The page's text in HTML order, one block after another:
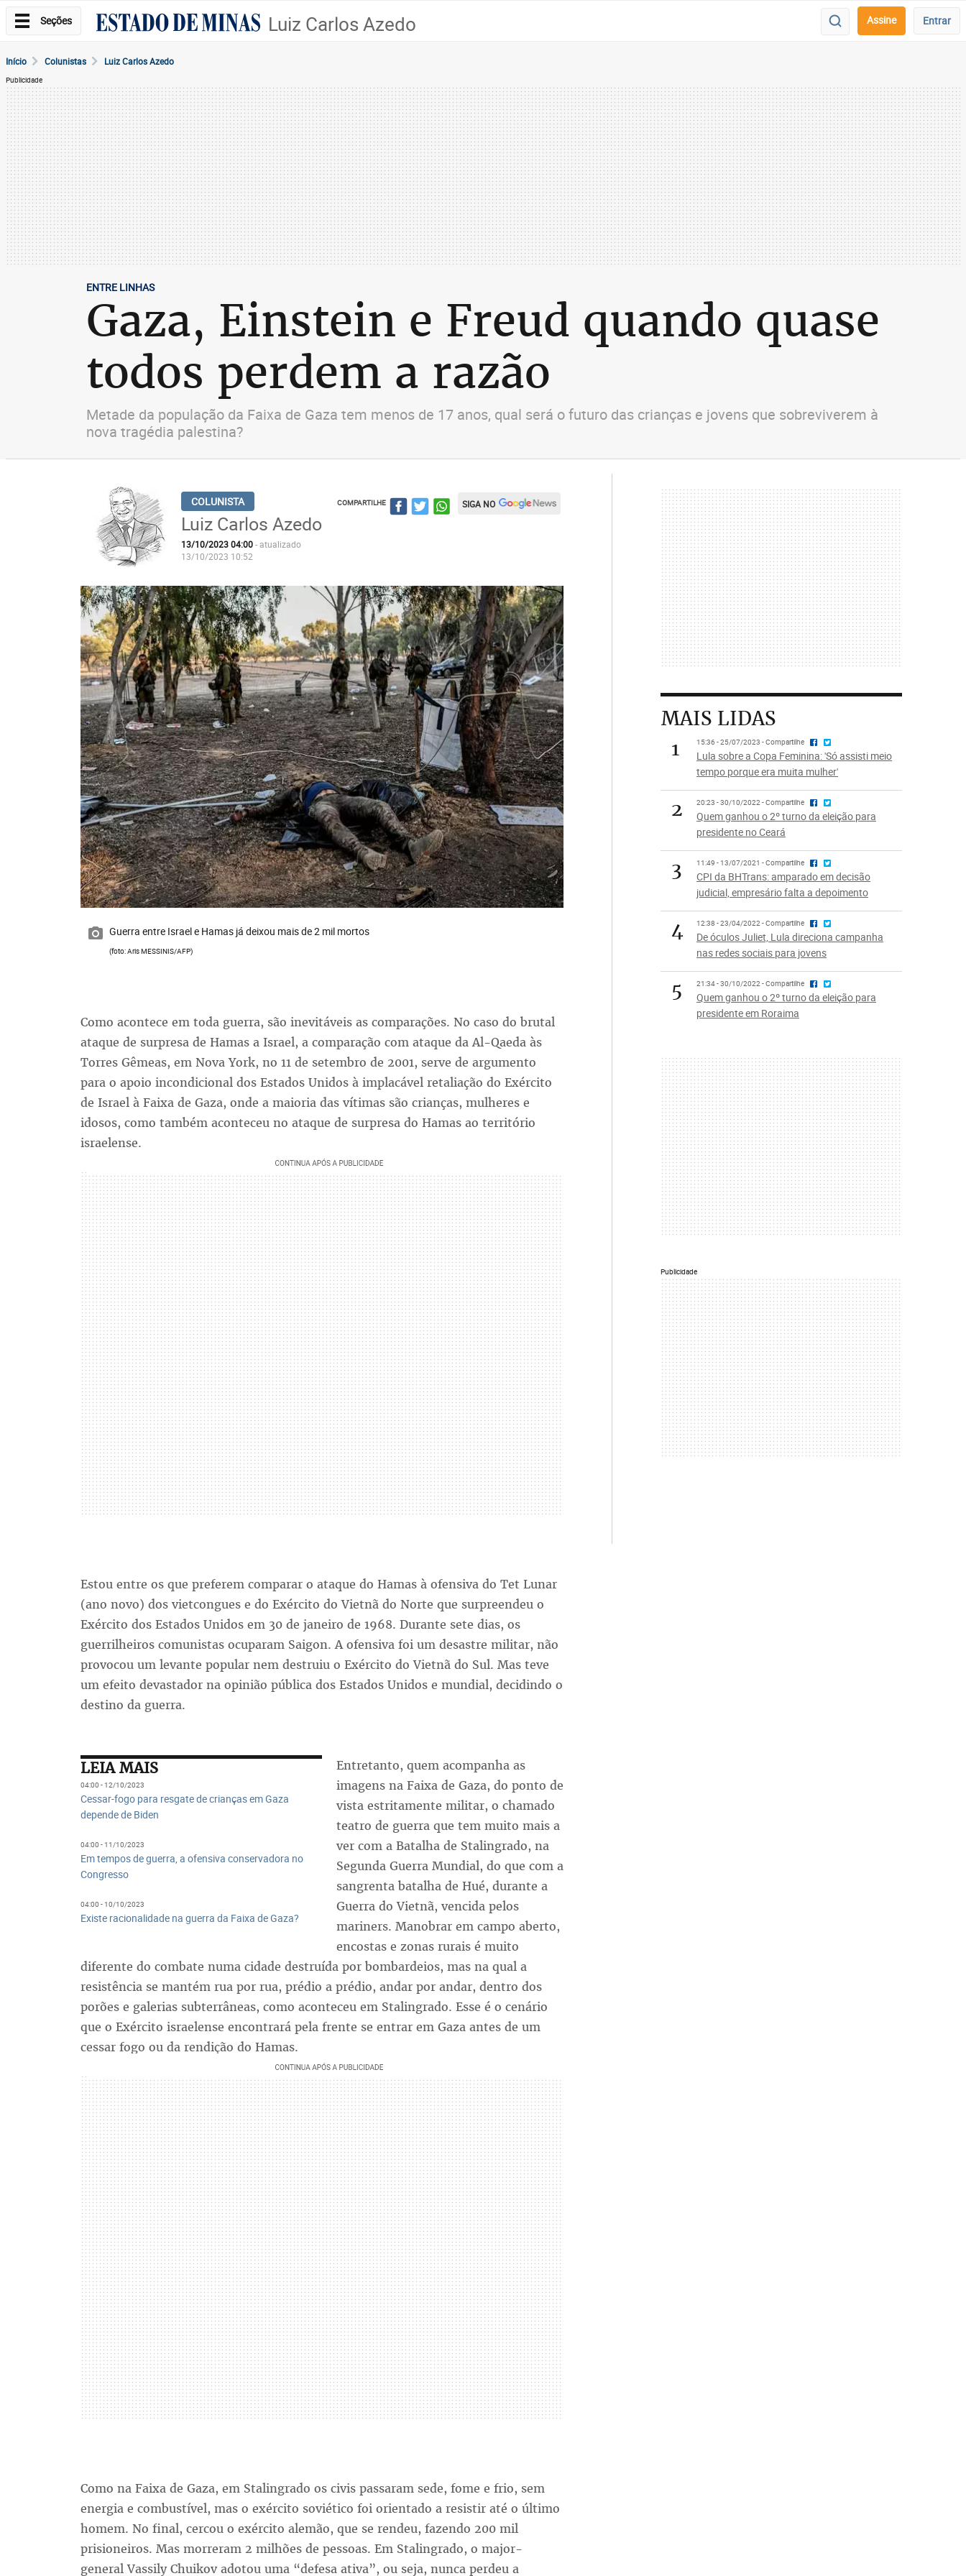
Seções Luiz Carlos Azedo Assine Entrar
Início Colunistas Luiz Carlos Azedo
Publicidade
ENTRE LINHAS
Gaza, Einstein e Freud quando quase
todos perdem a razão
Metade da população da Faixa de Gaza tem menos de 17 anos, qual será o futuro das crianças e jovens que sobreviverem à
nova tragédia palestina?
Luiz Carlos Azedo
13/10/2023 04:00- atualizado
13/10/2023 10:52
COMPARTILHE SIGA NO
Guerra entre Israel e Hamas já deixou mais de 2 mil mortos
(foto: Aris MESSINIS/AFP)
Como acontece em toda guerra, são inevitáveis as comparações. No caso do brutal
ataque de surpresa de Hamas a Israel, a comparação com ataque da Al-Qaeda às
Torres Gêmeas, em Nova York, no 11 de setembro de 2001, serve de argumento
para o apoio incondicional dos Estados Unidos à implacável retaliação do Exército
de Israel à Faixa de Gaza, onde a maioria das vítimas são crianças, mulheres e
idosos, como também aconteceu no ataque de surpresa do Hamas ao território
israelense.
Estou entre os que preferem comparar o ataque do Hamas à ofensiva do Tet Lunar
(ano novo) dos vietcongues e do Exército do Vietnã do Norte que surpreendeu o
Exército dos Estados Unidos em 30 de janeiro de 1968. Durante sete dias, os
guerrilheiros comunistas ocuparam Saigon. A ofensiva foi um desastre militar, não
provocou um levante popular nem destruiu o Exército do Vietnã do Sul. Mas teve
um efeito devastador na opinião pública dos Estados Unidos e mundial, decidindo o
destino da guerra.
LEIA MAIS
04:00 - 12/10/2023
Cessar-fogo para resgate de crianças em Gaza
depende de Biden
04:00 - 11/10/2023
Em tempos de guerra, a ofensiva conservadora no
Congresso
04:00 - 10/10/2023
Existe racionalidade na guerra da Faixa de Gaza?
Entretanto, quem acompanha as
imagens na Faixa de Gaza, do ponto de
vista estritamente militar, o chamado
teatro de guerra que tem muito mais a
ver com a Batalha de Stalingrado, na
Segunda Guerra Mundial, do que com a
sangrenta batalha de Hué, durante a
Guerra do Vietnã, vencida pelos
mariners. Manobrar em campo aberto,
encostas e zonas rurais é muito
diferente do combate numa cidade destruída por bombardeios, mas na qual a
resistência se mantém rua por rua, prédio a prédio, andar por andar, dentro dos
porões e galerias subterrâneas, como aconteceu em Stalingrado. Esse é o cenário
que o Exército israelense encontrará pela frente se entrar em Gaza antes de um
cessar fogo ou da rendição do Hamas.
Como na Faixa de Gaza, em Stalingrado os civis passaram sede, fome e frio, sem
energia e combustível, mas o exército soviético foi orientado a resistir até o último
homem. No final, cercou o exército alemão, que se rendeu, fazendo 200 mil
prisioneiros. Mas morreram 2 milhões de pessoas. Em Stalingrado, o major-
general Vassily Chuikov adotou uma “defesa ativa”, ou seja, nunca perdeu a
MAIS LIDAS
1
15:36 - 25/07/2023 - Compartilhe
Lula sobre a Copa Feminina: 'Só assisti meio
tempo porque era muita mulher'
2 20:23 - 30/10/2022 - Compartilhe
Quem ganhou o 2º turno da eleição para
presidente no Ceará
3 11:49 - 13/07/2021 - Compartilhe
CPI da BHTrans: amparado em decisão
judicial, empresário falta a depoimento
4 12:38 - 23/04/2022 - Compartilhe
De óculos Juliet, Lula direciona campanha
nas redes sociais para jovens
5 21:34 - 30/10/2022 - Compartilhe
Quem ganhou o 2º turno da eleição para
presidente em Roraima
Publicidade